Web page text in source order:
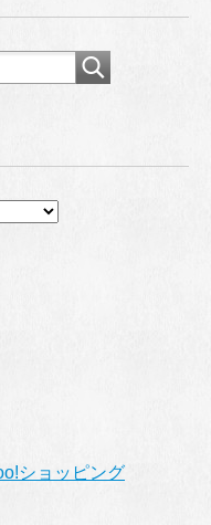
ショッピング